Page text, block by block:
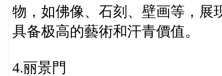
物，如佛像、石刻、壁画等，展
具备极高的藝術和汗青價值。
4.丽景門